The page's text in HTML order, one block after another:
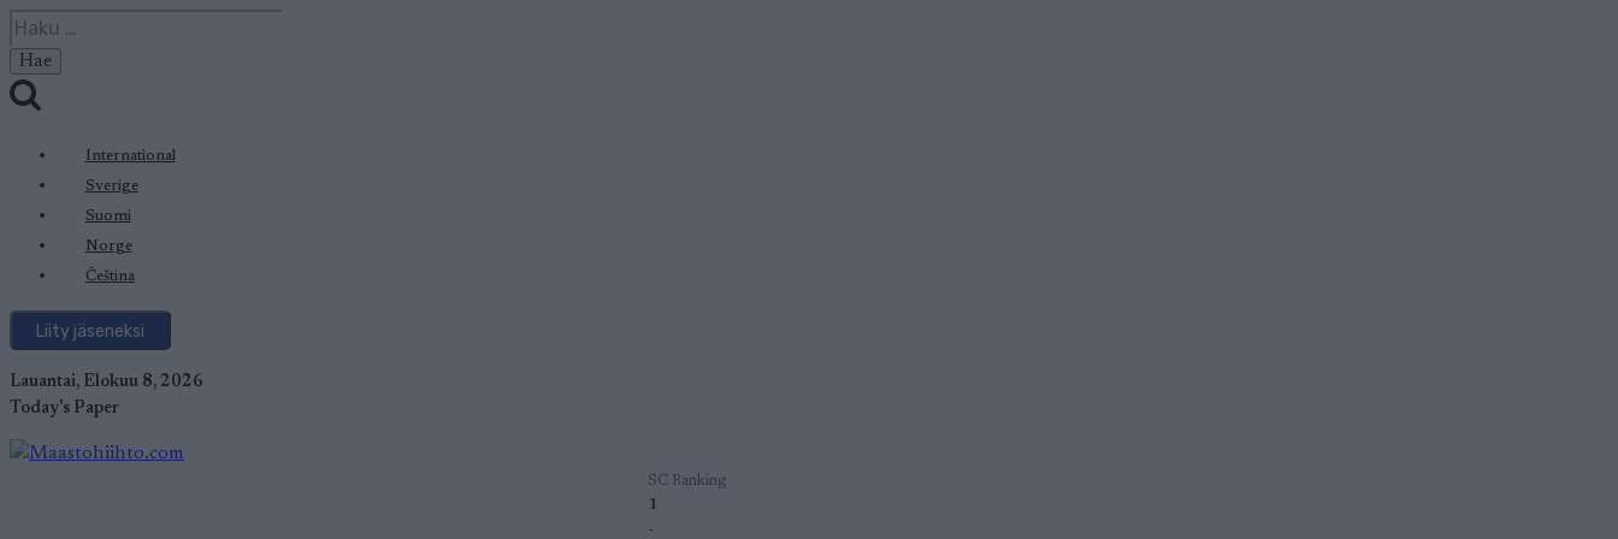
Siirry
sisältöön
Haku:
International
Sverige
Suomi
Norge
Čeština
Liity jäseneksi
Lauantai, Elokuu 8, 2026
Today's Paper
SC Ranking
1
-